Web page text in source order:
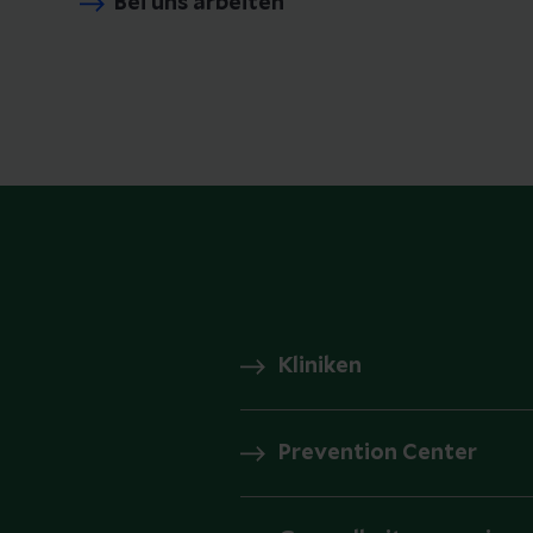
Kliniken
Prevention Center